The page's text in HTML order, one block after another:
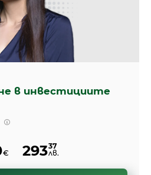
в инвестициите
29337
лв.
€